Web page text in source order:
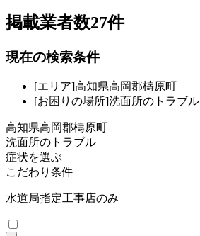
掲載業者数27件
現在の検索条件
[エリア]高知県高岡郡檮原町
[お困りの場所]洗面所のトラブル
高知県高岡郡檮原町
洗面所のトラブル
症状を選ぶ
こだわり条件
水道局指定工事店のみ